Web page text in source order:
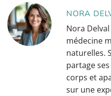
NORA
Nora
médecine
naturelles.
partage
corps et
sur une